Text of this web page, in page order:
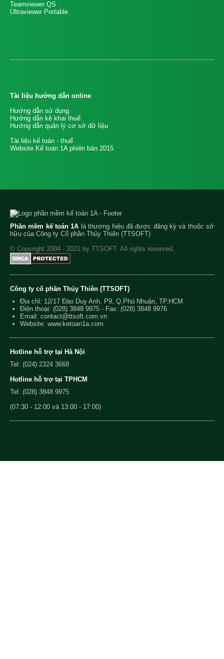
Teamviewer QS
Ultraviewer Portable
Tài liệu hướng dẫn online
Hướng dẫn sử dụng
Hướng dẫn kê khai thuế
Hướng dẫn quản lý cơ sở dữ liệu
Tài liệu kế toán - thuế
Website Kế toán 1A phiên bản 2015
Phần mềm kế toán 1A là thương hiệu đã được đăng ký và thuộc sở
hữu của Công ty Cổ phần Thủy Thiên (TTSOFT)
© Copyright 2004 - 2022 by TTSOFT. All rights reserved.
Công ty cổ phần Thủy Thiên (TTSOFT)
Địa chỉ: 12/17 Đào Duy Anh, P9, Q.Phú Nhuận, TP.HCM
Điện thoại: (028) 3848 9975 - Fax: (028) 3848 9976
Email: contact@ttsoft.com.vn
Website: www.ketoan1a.com
Hotline hỗ trợ tại Hà Nội
Tel: (024) 2324 3668
Hotline hỗ trợ tại TPHCM
Tel: (028) 3848 9975
(07:30 - 12:00 và 13:00 - 17:00)